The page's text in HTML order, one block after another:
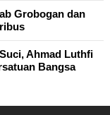
Grobogan dan
Ahmad Luthfi
Bangsa